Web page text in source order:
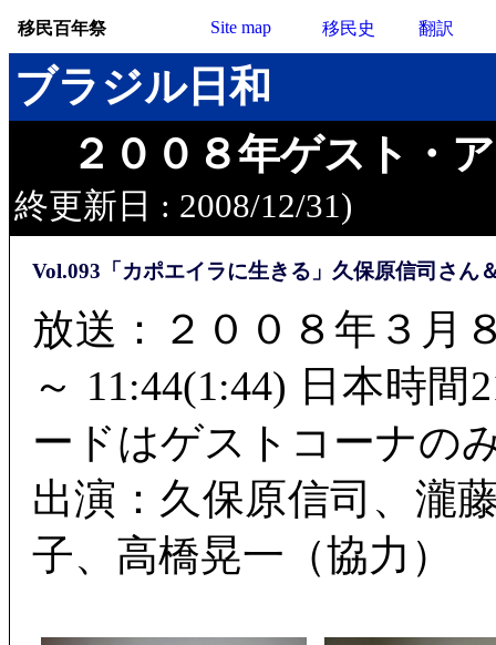
移民百年祭 Site map 移民史 翻訳
ブラジル日和
２００８年ゲスト・
終更新日 : 2008/12/31)
Vol.093「カポエイラに生きる」久保原信司さん
放送：２００８年３月
～ 11:44(1:44) 日本時間
ードはゲストコーナの
出演：久保原信司、瀧
子、高橋晃一（協力）